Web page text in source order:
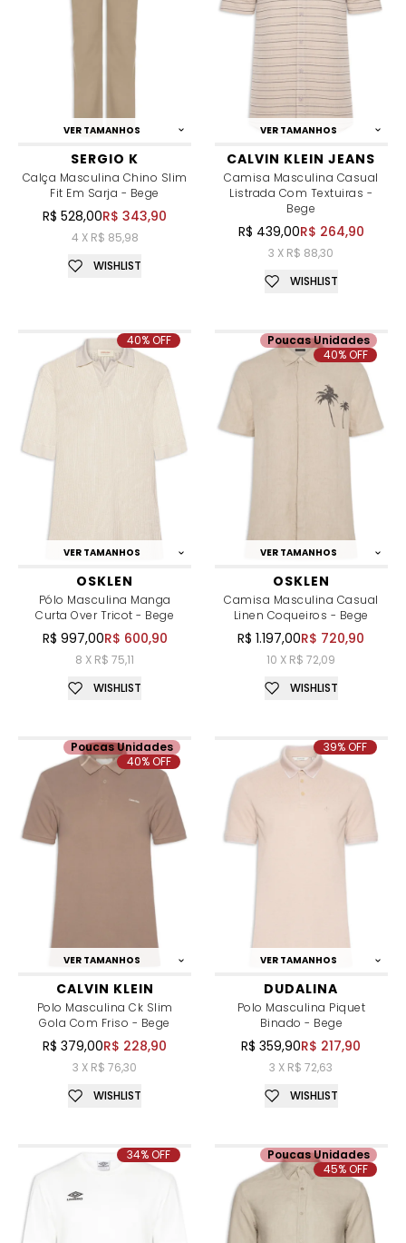
VER TAMANHOS
SERGIO K
Calça Masculina Chino Slim
Fit Em Sarja - Bege
R$ 528,00R$ 343,90
4 X R$ 85,98
WISHLIST
VER TAMANHOS
CALVIN KLEIN JEANS
Camisa Masculina Casual
Listrada Com Textuiras -
Bege
R$ 439,00R$ 264,90
3 X R$ 88,30
WISHLIST
VER TAMANHOS
OSKLEN
Pólo Masculina Manga
Curta Over Tricot - Bege
R$ 997,00R$ 600,90
8 X R$ 75,11
40% OFF
WISHLIST
VER TAMANHOS
OSKLEN
Camisa Masculina Casual
Linen Coqueiros - Bege
R$ 1.197,00R$ 720,90
10 X R$ 72,09
Poucas Unidades
40% OFF
WISHLIST
VER TAMANHOS
CALVIN KLEIN
Polo Masculina Ck Slim
Gola Com Friso - Bege
R$ 379,00R$ 228,90
3 X R$ 76,30
Poucas Unidades
40% OFF
WISHLIST
VER TAMANHOS
DUDALINA
Polo Masculina Piquet
Binado - Bege
R$ 359,90R$ 217,90
3 X R$ 72,63
39% OFF
WISHLIST
34% OFF
Poucas Unidades
45% OFF